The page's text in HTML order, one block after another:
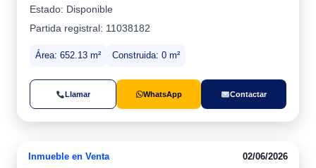
Estado: Disponible
Partida registral: 11038182
Área: 652.13 m² Construida: 0 m²
Llamar WhatsApp Contactar
Inmueble en Venta 02/06/2026